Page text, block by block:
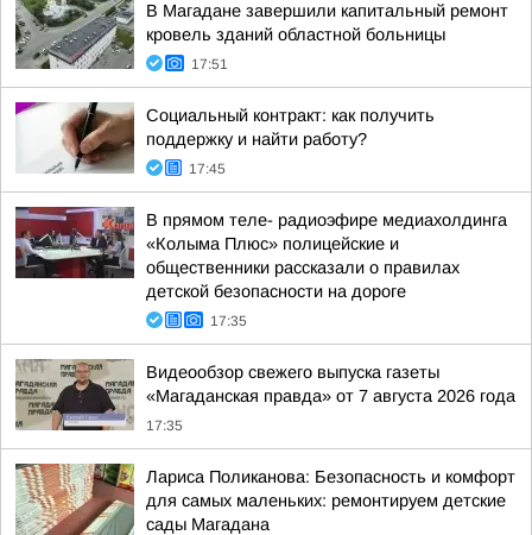
В Магадане завершили капитальный ремонт
кровель зданий областной больницы
17:51
Социальный контракт: как получить
поддержку и найти работу?
17:45
В прямом теле- радиоэфире медиахолдинга
«Колыма Плюс» полицейские и
общественники рассказали о правилах
детской безопасности на дороге
17:35
Видеообзор свежего выпуска газеты
«Магаданская правда» от 7 августа 2026 года
17:35
Лариса Поликанова: Безопасность и комфорт
для самых маленьких: ремонтируем детские
сады Магадана